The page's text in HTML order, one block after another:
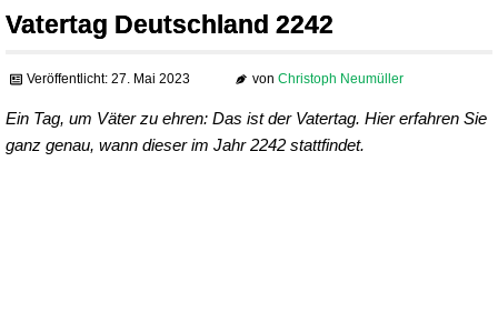
Vatertag Deutschland 2242
Veröffentlicht: 27. Mai 2023 von Christoph Neumüller
Ein Tag, um Väter zu ehren: Das ist der Vatertag. Hier erfahren Sie
ganz genau, wann dieser im Jahr 2242 stattfindet.